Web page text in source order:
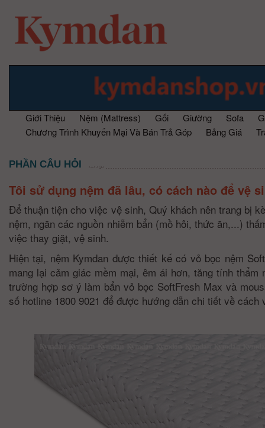
Giới Thiệu Nệm (Mattress) Gối Giường Sofa
Chương Trình Khuyến Mại Và Bán Trả Góp
Bảng Giá
PHẦN CÂU HỎI
Tôi sử dụng nệm đã lâu, có cách nào để vệ
Để thuận tiện cho việc vệ sinh, Quý khách nên trang bị
nệm, ngăn các nguồn nhiễm bẩn (mồ hôi, thức ăn,...)
việc thay giặt, vệ sinh.
Hiện tại, nệm Kymdan được thiết kế có vỏ bọc nệm
mang lại cảm giác mềm mại, êm ái hơn, tăng tính
trường hợp sơ ý làm bẩn vỏ bọc SoftFresh Max và
số hotline 1800 9021 để được hướng dẫn chi tiết về